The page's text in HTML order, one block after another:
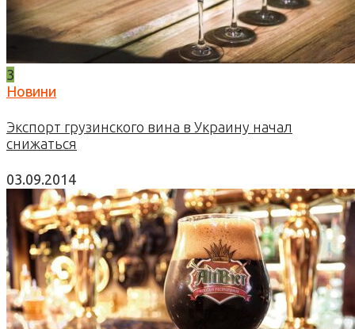
3
Новини
Экспорт грузинского вина в Украину начал
снижаться
03.09.2014